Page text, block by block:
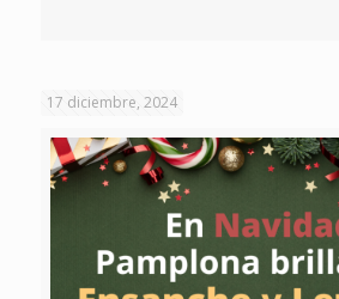
17 diciembre, 2024